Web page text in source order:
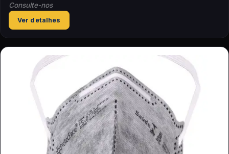
Consulte-nos
Ver detalhes